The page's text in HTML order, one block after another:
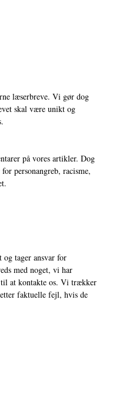
læserbreve. Vi gør dog
skal være unikt og
på vores artikler. Dog
personangreb, racisme,
tager ansvar for
med noget, vi har
at kontakte os. Vi trækker
faktuelle fejl, hvis de